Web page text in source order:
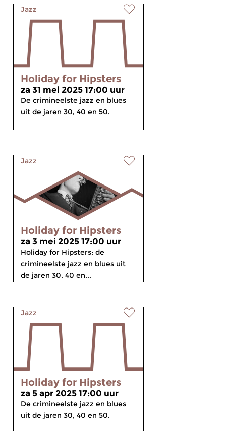
Jazz
Holiday for Hipsters
za 31 mei 2025 17:00 uur
De crimineelste jazz en blues
uit de jaren 30, 40 en 50.
Jazz
Holiday for Hipsters
za 3 mei 2025 17:00 uur
Holiday for Hipsters: de
crimineelste jazz en blues uit
de jaren 30, 40 en...
Jazz
Holiday for Hipsters
za 5 apr 2025 17:00 uur
De crimineelste jazz en blues
uit de jaren 30, 40 en 50.